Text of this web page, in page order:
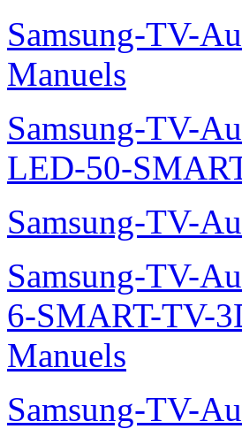
Samsung-TV-
Manuels
Samsung-TV-
LED-50-
Samsung-TV-
Samsung-TV-
6-SMART-TV-
Manuels
Samsung-TV-